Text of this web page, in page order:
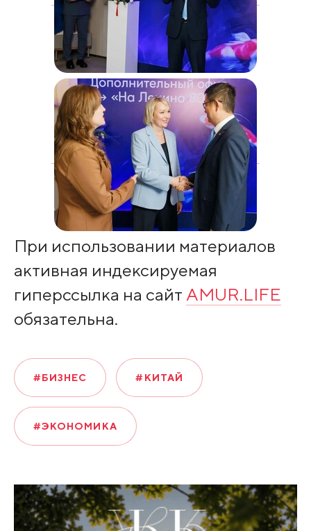
При использовании материалов
активная индексируемая
гиперссылка на сайт AMUR.LIFE
обязательна.
#БИЗНЕС #КИТАЙ
#ЭКОНОМИКА